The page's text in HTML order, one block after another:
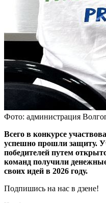
Фото: администрация
Всего в конкурсе
успешно прошли защиту.
победителей путем
команд получили
своих идей в 2026 году.
Подпишись на нас в дзене!